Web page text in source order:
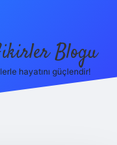
Blogu
hayatını güçlendir!